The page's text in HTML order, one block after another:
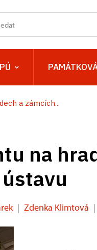
a zámcích...
na
| Zdenka Klimtová |